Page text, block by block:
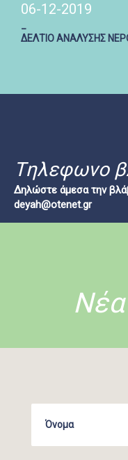
06-12-2019
ΔΕΛΤΙΟ ΑΝΑΛΥΣΗΣ
Tηλεφωνο
Δηλώστε άμεσα την
deyah@otenet.gr